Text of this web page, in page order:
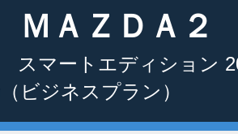
ＭＡＺＤＡ２
スマートエディション
（ビジネスプラン）